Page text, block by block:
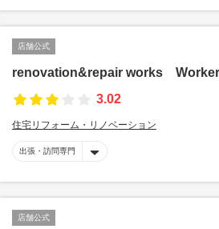
店舗公式
renovation&repair works
3.02
住宅リフォーム・リノベーション
出張・訪問専門
店舗公式